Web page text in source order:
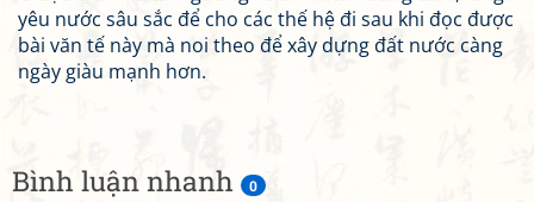
Bình luận nhanh 0
yêu nước sâu sắc để cho các thế hệ đi sau khi đọc được
bài văn tế này mà noi theo để xây dựng đất nước càng
ngày giàu mạnh hơn.